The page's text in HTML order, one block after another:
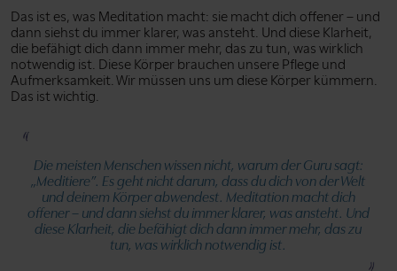
Das ist es, was Meditation macht: sie macht dich offener – und
dann siehst du immer klarer, was ansteht. Und diese Klarheit,
die befähigt dich dann immer mehr, das zu tun, was wirklich
notwendig ist. Diese Körper brauchen unsere Pflege und
Aufmerksamkeit. Wir müssen uns um diese Körper kümmern.
Das ist wichtig.
Die meisten Menschen wissen nicht, warum der Guru sagt:
„Meditiere”. Es geht nicht darum, dass du dich von der Welt
und deinem Körper abwendest. Meditation macht dich
offener – und dann siehst du immer klarer, was ansteht. Und
diese Klarheit, die befähigt dich dann immer mehr, das zu
tun, was wirklich notwendig ist.